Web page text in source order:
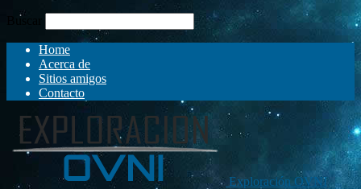
Buscar
Home
Acerca de
Sitios amigos
Contacto
Exploración OVNI